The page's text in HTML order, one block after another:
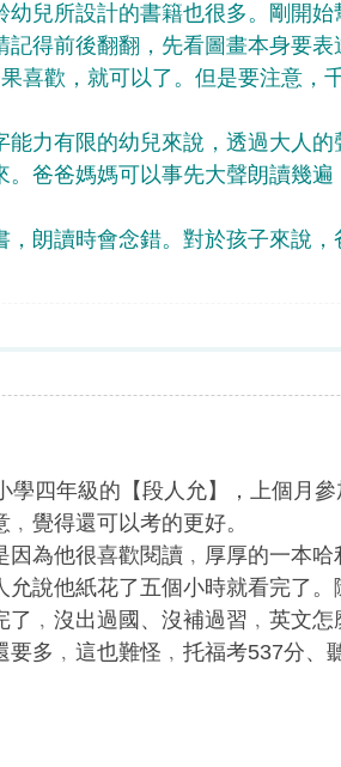
兒所設計的書籍也很多。剛開
得前後翻翻，先看圖畫本身要
喜歡，就可以了。但是要注意，
力有限的幼兒來說，透過大人
爸爸媽媽可以事先大聲朗讀幾
朗讀時會念錯。對於孩子來說
年級的【段人允】，上個月參
覺得還可以考的更好。
他很喜歡閱讀﹐厚厚的一本哈
說他紙花了五個小時就看完了
﹐沒出過國、沒補過習﹐英文
多﹐這也難怪﹐托福考537分、